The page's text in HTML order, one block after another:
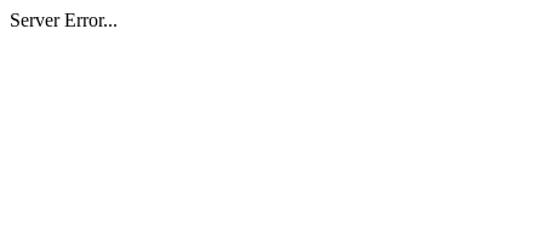
Server Error...